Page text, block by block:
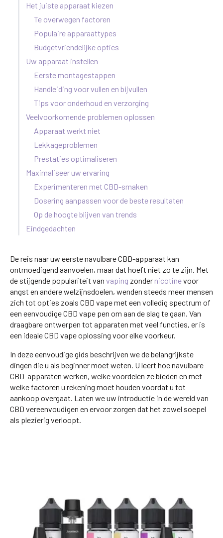
Het juiste apparaat kiezen
Te overwegen factoren
Populaire apparaattypes
Budgetvriendelijke opties
Uw apparaat instellen
Eerste montagestappen
Handleiding voor vullen en bijvullen
Tips voor onderhoud en verzorging
Veelvoorkomende problemen oplossen
Apparaat werkt niet
Lekkageproblemen
Prestaties optimaliseren
Maximaliseer uw ervaring
Experimenteren met CBD-smaken
Dosering aanpassen voor de beste resultaten
Op de hoogte blijven van trends
Eindgedachten
De reis naar uw eerste navulbare CBD-apparaat kan
ontmoedigend aanvoelen, maar dat hoeft niet zo te zijn. Met
de stijgende populariteit van vaping zonder nicotinevoor
angst en andere welzijnsdoelen, wenden steeds meer mensen
zich tot opties zoals CBD vape met een volledig spectrum of
een eenvoudige CBD vape pen om aan de slag te gaan. Van
draagbare ontwerpen tot apparaten met veel functies, er is
een ideale CBD vape oplossing voor elke voorkeur.
In deze eenvoudige gids beschrijven we de belangrijkste
dingen die u als beginner moet weten. U leert hoe navulbare
CBD-apparaten werken, welke voordelen ze bieden en met
welke factoren u rekening moet houden voordat u tot
aankoop overgaat. Laten we uw introductie in de wereld van
CBD vereenvoudigen en ervoor zorgen dat het zowel soepel
als plezierig verloopt.